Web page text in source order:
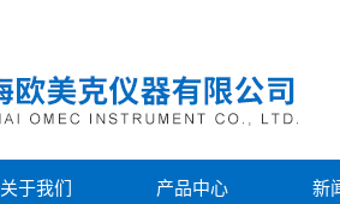
关于我们 产品中心 新